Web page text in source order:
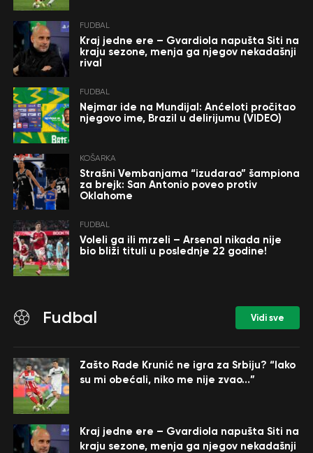
FUDBAL
Kraj jedne ere – Gvardiola napušta Siti na
kraju sezone, menja ga njegov nekadašnji
rival
FUDBAL
Nejmar ide na Mundijal: Anćeloti pročitao
njegovo ime, Brazil u delirijumu (VIDEO)
KOŠARKA
Strašni Vembanjama “izudarao” šampiona
za brejk: San Antonio poveo protiv
Oklahome
FUDBAL
Voleli ga ili mrzeli – Arsenal nikada nije
bio bliži tituli u poslednje 22 godine!
Fudbal Vidi sve
Zašto Rade Krunić ne igra za Srbiju? “Iako
su mi obećali, niko me nije zvao…”
Kraj jedne ere – Gvardiola napušta Siti na
kraju sezone, menja ga njegov nekadašnji